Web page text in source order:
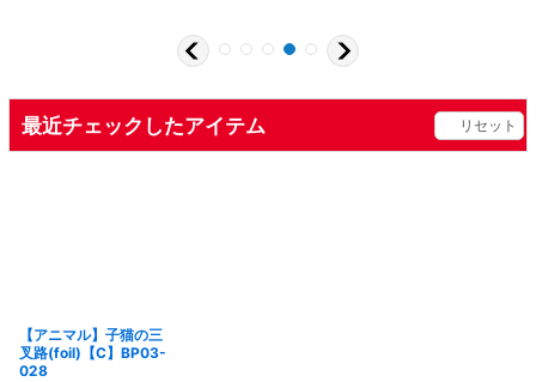
最近チェックしたアイテム リセット
【アニマル】子猫の三
叉路(foil)【C】BP03-
028